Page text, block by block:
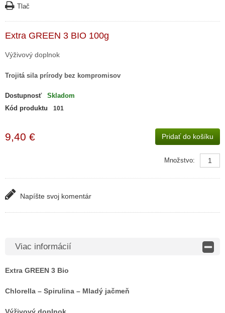
Tlač
Extra GREEN 3 BIO 100g
Výživový doplnok
Trojitá sila prírody bez kompromisov
Dostupnosť
Skladom
Kód produktu
101
9,40 € Pridať do košíku
Množstvo:
Napíšte svoj ​​komentár
Viac informácií
Extra GREEN 3 Bio
Chlorella – Spirulina – Mladý jačmeň